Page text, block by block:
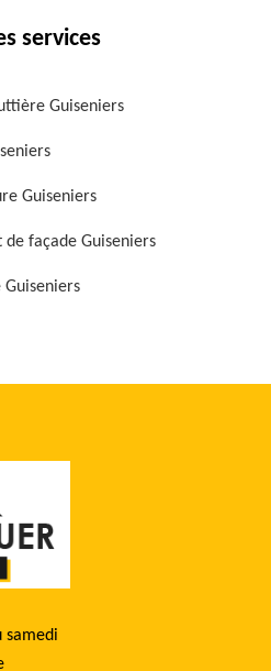
services
Guiseniers
Guiseniers
façade Guiseniers
Guiseniers
samedi